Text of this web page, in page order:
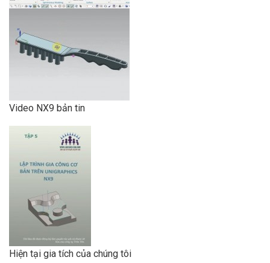
Video NX9 bản tin
Hiện tại gia tích của chúng tôi